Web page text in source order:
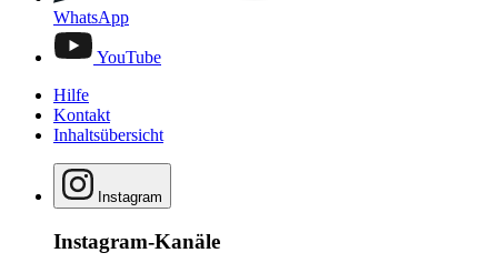
WhatsApp
YouTube
Hilfe
Kontakt
Inhaltsübersicht
Instagram
Instagram-Kanäle